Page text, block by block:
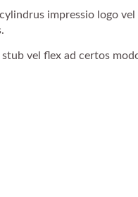
impressio logo vel
vel flex ad certos